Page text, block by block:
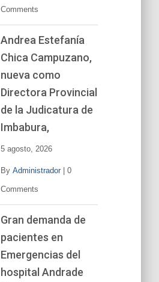
Comments
Andrea Estefanía
Chica Campuzano,
nueva como
Directora Provincial
de la Judicatura de
Imbabura,
5 agosto, 2026
By Administrador| 0
Comments
Gran demanda de
pacientes en
Emergencias del
hospital Andrade